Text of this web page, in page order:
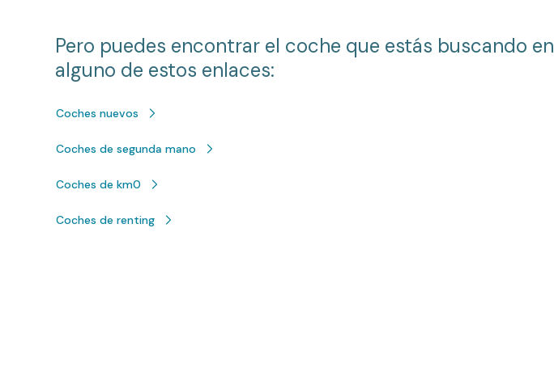
Pero puedes encontrar el coche que estás buscando en
alguno de estos enlaces:
Coches nuevos
Coches de segunda mano
Coches de km0
Coches de renting